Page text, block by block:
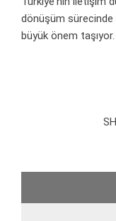
dönüşüm sürecinde
büyük önem